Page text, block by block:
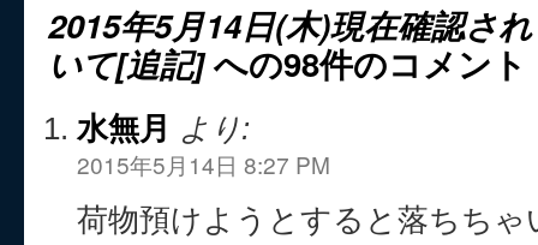
2015年5月14日(木)現在確認さ
いて[追記]への98件のコメント
水無月 より:
2015年5月14日 8:27 PM
荷物預けようとすると落ちちゃ